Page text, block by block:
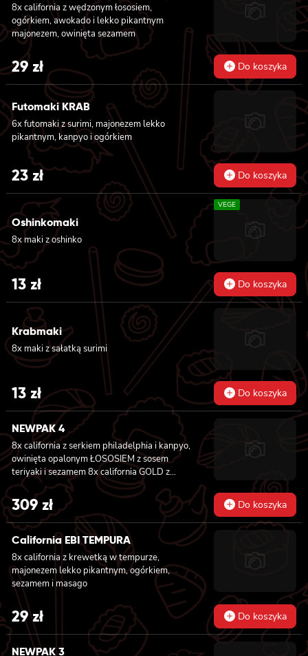
8x california z wędzonym łososiem,
ogórkiem, awokado i lekko pikantnym
majonezem, owinięta sezamem
29zł Do koszyka
Futomaki KRAB
6x futomaki z surimi, majonezem lekko
pikantnym, kanpyo i ogórkiem
23 zł Do koszyka
Oshinkomaki
8x maki z oshinko
VEGE
13 zł Do koszyka
Krabmaki
8x maki z sałatką surimi
13 zł Do koszyka
NEWPAK 4
8x california z serkiem philadelphia i kanpyo,
owinięta opalonym ŁOSOSIEM z sosem
teriyaki i sezamem 8x california GOLD z
krewetką w tempurze, ogórkiem i
majonezem lekko pikantnym, sosem teriyaki i
sezamem owinięta WĘGORZEM 8x california
GOLD z krewetką w tempurze, ogórkiem i
majonezem lekko pikantnym owinięta
TUŃCZYKIEM 8x california GOLD z krewetką
w tempurze, ogórkiem i majonezem lekko
pikantnym, sezamem owinięta KREWETKĄ
8x california GOLD z krewetką w tempurze,
ogórkiem i majonezem lekko pikantnym,
masago owinięta ŁOSOSIEM 8x california
GOLD z krewetką, serkiem philadelphia i
ogórkiem owinięta ŁOSOSIEM 6x futomaki z
309 zł Do koszyka
California EBI TEMPURA
8x california z krewetką w tempurze,
majonezem lekko pikantnym, ogórkiem,
sezamem i masago
29zł Do koszyka
NEWPAK 3